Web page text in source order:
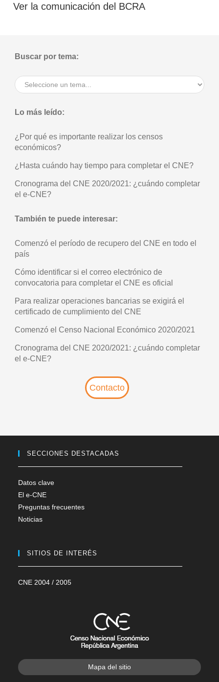
Ver la comunicación del BCRA
Buscar por tema:
Lo más leído:
También te puede interesar:
Comenzó el período de recupero del CNE en todo el
país
Cómo identificar si el correo electrónico de
convocatoria para completar el CNE es oficial
Para realizar operaciones bancarias se exigirá el
certificado de cumplimiento del CNE
Comenzó el Censo Nacional Económico 2020/2021
Cronograma del CNE 2020/2021: ¿cuándo completar
el e-CNE?
Contacto
SECCIONES DESTACADAS
Datos clave
El e-CNE
Preguntas frecuentes
Noticias
SITIOS DE INTERÉS
CNE 2004 / 2005
Mapa del sitio